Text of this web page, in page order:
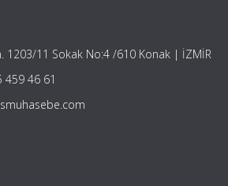
1203/11 Sokak No:4 /610 Konak | İZMİR
459 46 61